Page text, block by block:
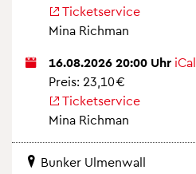
Ti­cket­ser­vice
Mina Rich­man
16.08.2026 20:00 Uhr iCal
Preis: 23,10 €
Ti­cket­ser­vice
Mina Rich­man
Bun­ker Ul­men­wall